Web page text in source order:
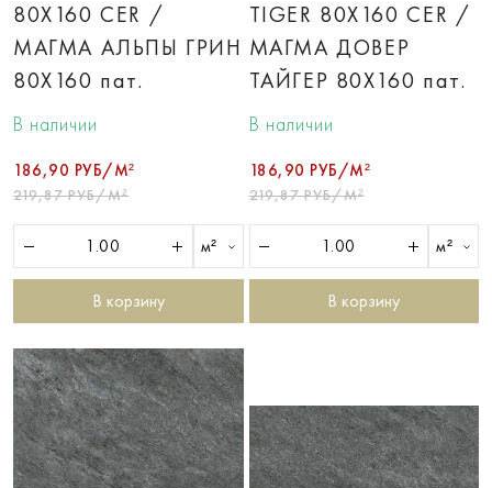
80X160 CER /
МАГМА АЛЬПЫ ГРИН
80X160 пат.
В наличии
186,90 РУБ/М²
219,87 РУБ/М²
м²
В корзину
TIGER 80X160 CER /
МАГМА ДОВЕР
ТАЙГЕР 80X160 пат.
В наличии
186,90 РУБ/М²
219,87 РУБ/М²
м²
В корзину